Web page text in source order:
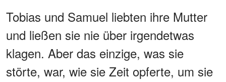
Tobias und Samuel liebten ihre Mutter
und ließen sie nie über irgendetwas
klagen. Aber das einzige, was sie
störte, war, wie sie Zeit opferte, um sie